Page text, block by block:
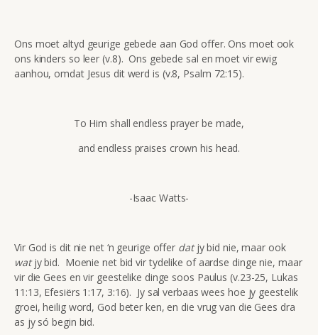
Ons moet altyd geurige gebede aan God offer. Ons moet ook
ons kinders so leer (v.8). Ons gebede sal en moet vir ewig
aanhou, omdat Jesus dit werd is (v.8, Psalm 72:15).
To Him shall endless prayer be made,
and endless praises crown his head.
-Isaac Watts-
Vir God is dit nie net ‘n geurige offer datjy bid nie, maar ook
watjy bid. Moenie net bid vir tydelike of aardse dinge nie, maar
vir die Gees en vir geestelike dinge soos Paulus (v.23-25, Lukas
11:13, Efesiërs 1:17, 3:16). Jy sal verbaas wees hoe jy geestelik
groei, heilig word, God beter ken, en die vrug van die Gees dra
as jy só begin bid.